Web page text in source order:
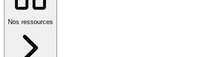
Nos ressources